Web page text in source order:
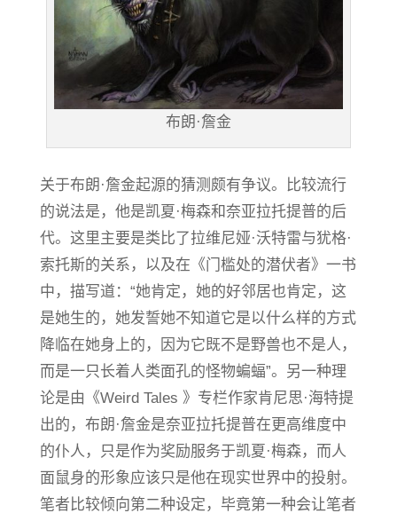
布朗·詹金
关于布朗·詹金起源的猜测颇有争议。比较流行
的说法是，他是凯夏·梅森和奈亚拉托提普的后
代。这里主要是类比了拉维尼娅·沃特雷与犹格·
索托斯的关系，以及在《门槛处的潜伏者》一书
中，描写道：“她肯定，她的好邻居也肯定，这
是她生的，她发誓她不知道它是以什么样的方式
降临在她身上的，因为它既不是野兽也不是人，
而是一只长着人类面孔的怪物蝙蝠”。另一种理
论是由《Weird Tales 》专栏作家肯尼思·海特提
出的，布朗·詹金是奈亚拉托提普在更高维度中
的仆人，只是作为奖励服务于凯夏·梅森，而人
面鼠身的形象应该只是他在现实世界中的投射。
笔者比较倾向第二种设定，毕竟第一种会让笔者